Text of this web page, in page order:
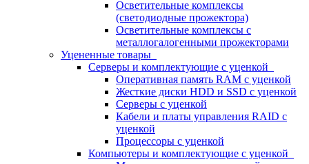
Осветительные комплексы
(светодиодные прожектора)
Осветительные комплексы с
металлогалогенными прожекторами
Уцененные товары
Серверы и комплектующие с уценкой
Оперативная память RAM с уценкой
Жесткие диски HDD и SSD с уценкой
Серверы с уценкой
Кабели и платы управления RAID с
уценкой
Процессоры с уценкой
Компьютеры и комплектующие с уценкой